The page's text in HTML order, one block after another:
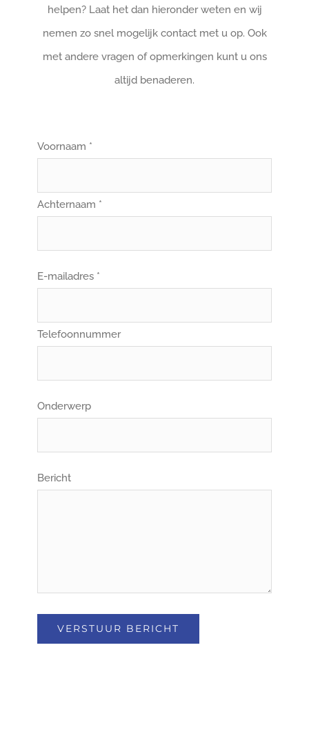
helpen? Laat het dan hieronder weten en wij
nemen zo snel mogelijk contact met u op. Ook
met andere vragen of opmerkingen kunt u ons
altijd benaderen.
Voornaam *
Achternaam *
E-mailadres *
Telefoonnummer
Onderwerp
Bericht